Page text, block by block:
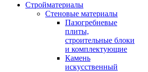
Стройматериалы
Стеновые материалы
Пазогребневые
плиты,
строительные блоки
и комплектующие
Камень
искусственный